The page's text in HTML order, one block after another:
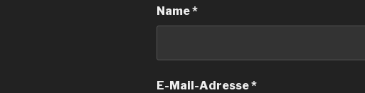
Name*
E-Mail-Adresse*